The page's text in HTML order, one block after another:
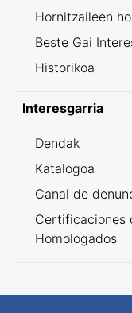
Hornitzaileen
Beste Gai
Historikoa
Interesgarria
Dendak
Katalogoa
Canal de
Certificaciones
Homologados